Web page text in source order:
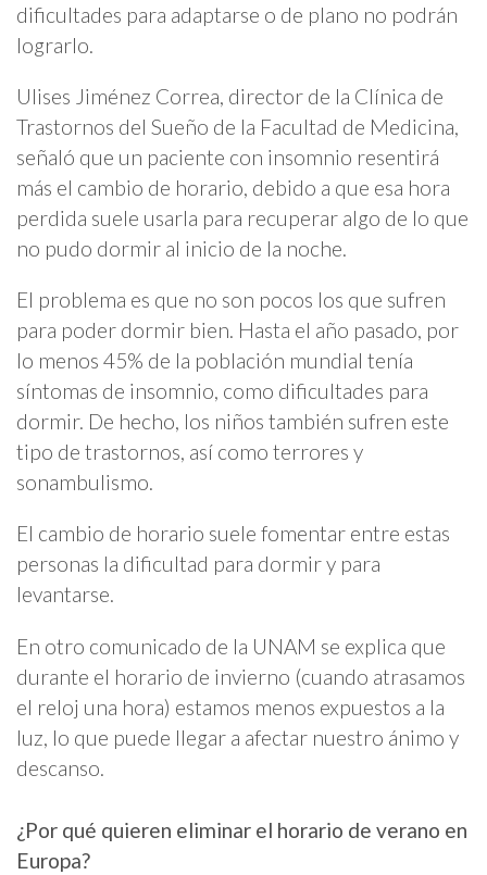
dificultades para adaptarse o de plano no podrán
lograrlo.
Ulises Jiménez Correa, director de la Clínica de
Trastornos del Sueño de la Facultad de Medicina,
señaló que un paciente con insomnio resentirá
más el cambio de horario, debido a que esa hora
perdida suele usarla para recuperar algo de lo que
no pudo dormir al inicio de la noche.
El problema es que no son pocos los que sufren
para poder dormir bien. Hasta el año pasado, por
lo menos 45% de la población mundial tenía
síntomas de insomnio, como dificultades para
dormir. De hecho, los niños también sufren este
tipo de trastornos, así como terrores y
sonambulismo.
El cambio de horario suele fomentar entre estas
personas la dificultad para dormir y para
levantarse.
En otro comunicado de la UNAM se explica que
durante el horario de invierno (cuando atrasamos
el reloj una hora) estamos menos expuestos a la
luz, lo que puede llegar a afectar nuestro ánimo y
descanso.
¿Por qué quieren eliminar el horario de verano en
Europa?